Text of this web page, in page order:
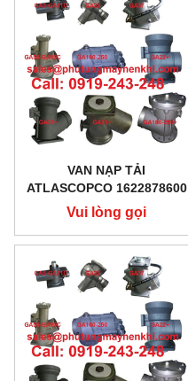
VAN NẠP TẢI
ATLASCOPCO 1622878600
Vui lòng gọi